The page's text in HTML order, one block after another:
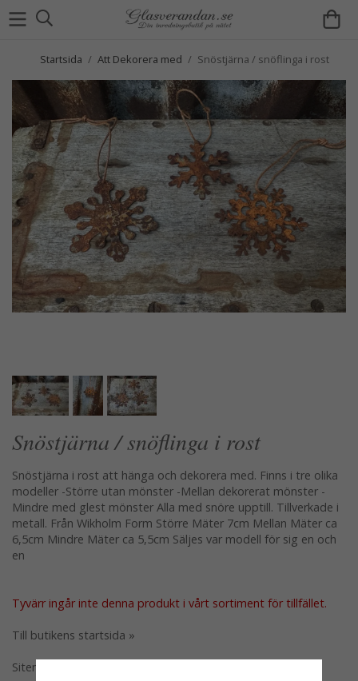
Startsida / Att Dekorera med / Snöstjärna / snöflinga i rost
Snöstjärna / snöflinga i rost
Snöstjärna i rost att hänga och dekorera med. Finns i tre olika
modeller -Större utan mönster -Mellan dekorerat mönster -
Mindre med glest mönster Alla med snöre upptill. Tillverkade i
metall. Från Wikholm Form Större Mäter 7cm Mellan Mäter ca
6,5cm Mindre Mäter ca 5,5cm Säljes var modell för sig en och
en
Tyvärr ingår inte denna produkt i vårt sortiment för tillfället.
Till butikens startsida »
Sitemap »